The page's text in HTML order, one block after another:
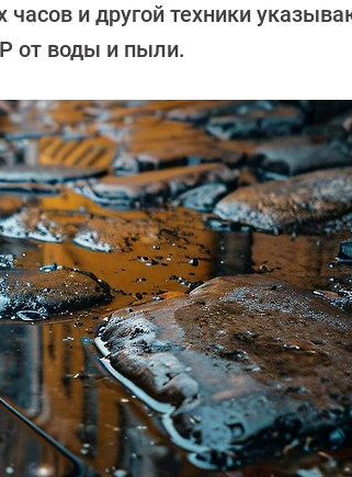
и другой техники
от воды и пыли.